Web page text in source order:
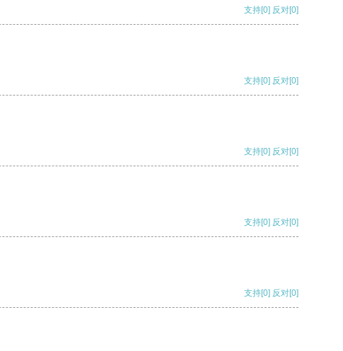
支持[0] 反对[0]
支持[0] 反对[0]
支持[0] 反对[0]
支持[0] 反对[0]
支持[0] 反对[0]